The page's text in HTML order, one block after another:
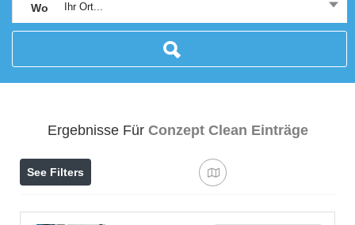
Wo Ihr Ort...
Ergebnisse Für Conzept Clean Einträge
See Filters